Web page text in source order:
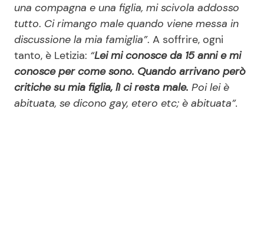
una compagna e una figlia, mi scivola addosso
tutto. Ci rimango male quando viene messa in
discussione la mia famiglia”. A soffrire, ogni
tanto, è Letizia: “Lei mi conosce da 15 anni e mi
conosce per come sono. Quando arrivano però
critiche su mia figlia, lì ci resta male. Poi lei è
abituata, se dicono gay, etero etc; è abituata”.